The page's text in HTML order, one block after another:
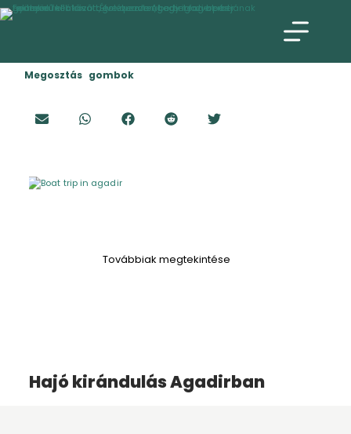
Megosztás gombok
Továbbiak megtekintése
Hajó kirándulás Agadirban